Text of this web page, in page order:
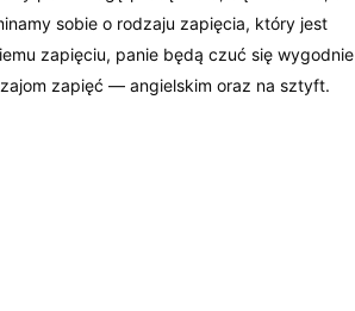
sobie o rodzaju zapięcia, który jest
zapięciu, panie będą czuć się wygodnie
zapięć — angielskim oraz na sztyft.